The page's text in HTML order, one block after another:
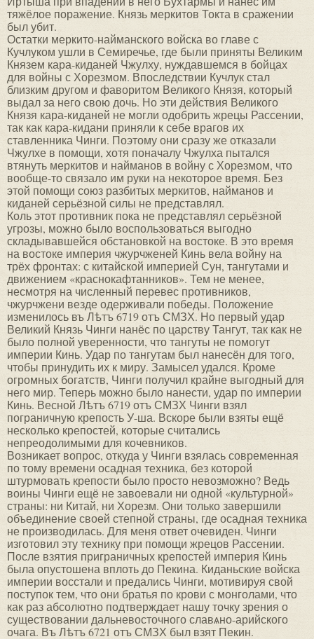
тяжёлое поражение. Князь меркитов Токта в сражении
был убит.
Остатки меркито-найманского войска во главе с
Кучлуком ушли в Семиречье, где были приняты Великим
Князем кара-киданей Чжулху, нуждавшемся в бойцах
для войны с Хорезмом. Впоследствии Кучлук стал
близким другом и фаворитом Великого Князя, который
выдал за него свою дочь. Но эти действия Великого
Князя кара-киданей не могли одобрить жрецы Рассении,
так как кара-кидани приняли к себе врагов их
ставленника Чинги. Поэтому они сразу же отказали
Чжулхе в помощи, хотя поначалу Чжулха пытался
втянуть меркитов и найманов в войну с Хорезмом, что
вообще-то связало им руки на некоторое время. Без
этой помощи союз разбитых меркитов, найманов и
киданей серьёзной силы не представлял.
Коль этот противник пока не представлял серьёзной
угрозы, можно было воспользоваться выгодно
складывавшейся обстановкой на востоке. В это время
на востоке империя чжурчженей Кинь вела войну на
трёх фронтах: с китайской империей Сун, тангутами и
движением «краснокафтанников». Тем не менее,
несмотря на численный перевес противников,
чжурчжени везде одерживали победы. Положение
изменилось въ Лѣтъ 6719 отъ СМЗХ. Но первый удар
Великий Князь Чинги нанёс по царству Тангут, так как не
было полной уверенности, что тангуты не помогут
империи Кинь. Удар по тангутам был нанесён для того,
чтобы принудить их к миру. Замысел удался. Кроме
огромных богатств, Чинги получил крайне выгодный для
него мир. Теперь можно было нанести, удар по империи
Кинь. Весной Лѣтъ 6719 отъ СМЗХ Чинги взял
пограничную крепость У-ша. Вскоре были взяты ещё
несколько крепостей, которые считались
непреодолимыми для кочевников.
Возникает вопрос, откуда у Чинги взялась современная
по тому времени осадная техника, без которой
штурмовать крепости было просто невозможно? Ведь
воины Чинги ещё не завоевали ни одной «культурной»
страны: ни Китай, ни Хорезм. Они только завершили
объединение своей степной страны, где осадная техника
не производилась. Для меня ответ очевиден. Чинги
изготовил эту технику при помощи жрецов Рассении.
После взятия приграничных крепостей империя Кинь
была опустошена вплоть до Пекина. Киданьские войска
империи восстали и предались Чинги, мотивируя свой
поступок тем, что они братья по крови с монголами, что
как раз абсолютно подтверждает нашу точку зрения о
существовании дальневосточного славѧно-арийского
очага. Въ Лѣтъ 6721 отъ СМЗХ был взят Пекин.